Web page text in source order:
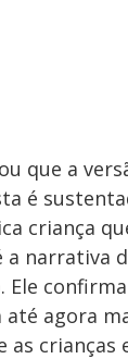
que a
é
criança
a narrativa
agora
as crianças